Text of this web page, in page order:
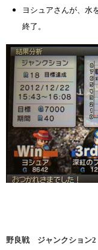
ヨシュアさんが、水
終了。
野良戦 ジャンクション2